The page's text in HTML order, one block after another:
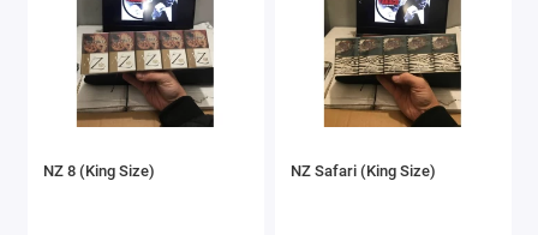
NZ 8 (King Size) NZ Safari (King Size)